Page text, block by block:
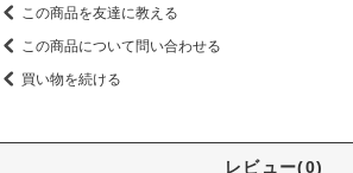
この商品を友達に教える
この商品について問い合わせる
買い物を続ける
レビュー(0)